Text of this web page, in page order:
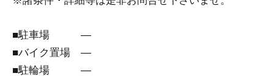
■駐車場 ―
■バイク置場 ―
■駐輪場 ―